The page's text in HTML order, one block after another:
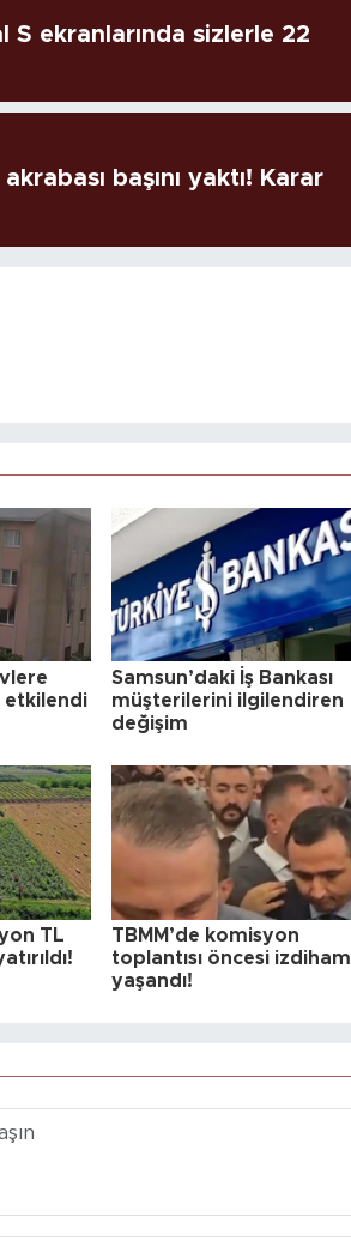
S ekranlarında sizlerle 22
başını yaktı! Karar
etkilendi
Samsun’daki İş Bankası
müşterilerini ilgilendiren
değişim
TL
TBMM’de komisyon
toplantısı öncesi izdiham
yaşandı!